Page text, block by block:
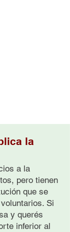
la
a la
pero tienen
que se
Si
y querés
inferior al